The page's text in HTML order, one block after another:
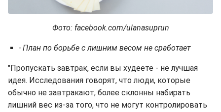
Фото: facebook.com/ulanasuprun
- План по борьбе с лишним весом не сработает
"Пропускать завтрак, если вы худеете - не лучшая
идея. Исследования говорят, что люди, которые
обычно не завтракают, более склонны набирать
лишний вес из-за того, что не могут контролировать